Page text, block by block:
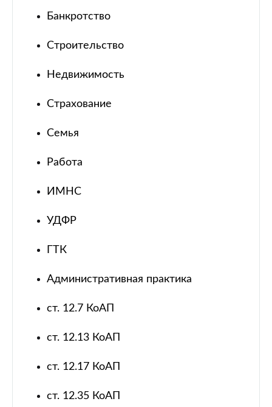
Банкротство
Строительство
Недвижимость
Страхование
Семья
Работа
ИМНС
УДФР
ГТК
Административная практика
ст. 12.7 КоАП
ст. 12.13 КоАП
ст. 12.17 КоАП
ст. 12.35 КоАП